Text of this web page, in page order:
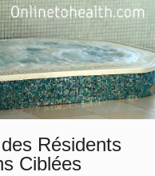
Résidents
Ciblées